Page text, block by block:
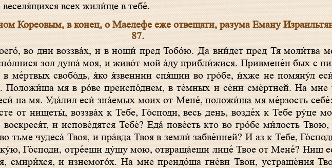
всех жили́ще в тебе́.
Кореовым, в конец, о Маелефе еже отвещати, разума Еману
87.
зол душа́ моя, и живо́т мой а́ду прибли́жися. Привмене́н бых с
ме́ртвых свобо́дь, я́ко я́звеннии спя́щии во гро́бе, и́хже не помяну́л
Положи́ша мя в ро́ве преиспо́днем, в те́мных и се́ни сме́ртней. На мне
на мя. Уда́лил еси́ зна́емых моих от Мене́, положи́ша мя ме́рзость
от нищеты́, воззва́х к Тебе, Го́споди, весь день, возде́х к Тебе ру́це
и испове́дятся Тебе́? Еда́ пове́сть кто во гро́бе ми́лость
тьме чудеса́ Твоя, и пра́вда Твоя в земли́ забве́нней? И аз к Тебе,
Го́споди, отре́еши ду́шу мою, отвраща́еши лице́ Твое от Мене́? Нищ
смири́хся, и изнемого́х. На мне преидо́ша гне́ви Твои, устраше́ния